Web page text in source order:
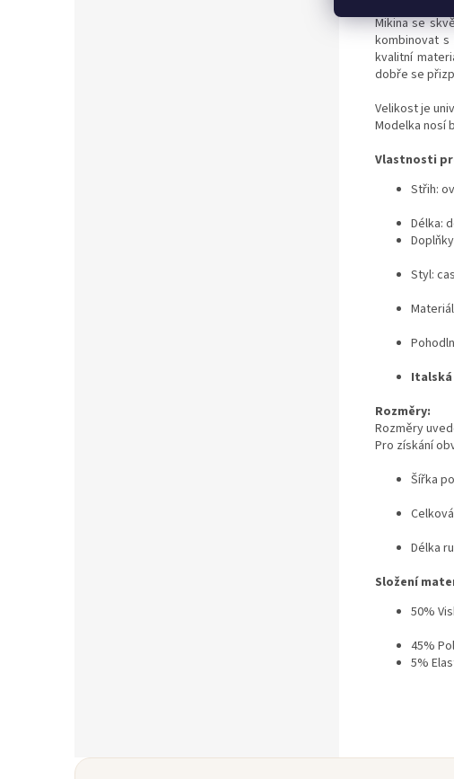
Mikina se
kombinovat
kvalitní
dobře se
Velikost je
Modelka nosí
Vlastnosti
Střih:
Délka:
Styl:
Rozměry:
Rozměry
Pro získání
Šířka
Délka
Složení
50%
45%
5%